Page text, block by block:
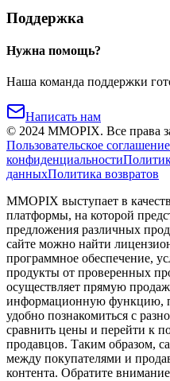
Поддержка
Нужна помощь?
Наша команда поддержки
Написать нам
© 2024 MMOPIX. Все права
Пользовательское соглашение
конфиденциальности
данныхПолитика возвратов
MMOPIX выступает в
платформы, на которой
предложения различных
сайте можно найти
программное обеспечение,
продукты от проверенных
осуществляет прямую
информационную функцию,
удобно познакомиться с
сравнить цены и перейти к
продавцов. Таким образом,
между покупателями и
контента. Обратите